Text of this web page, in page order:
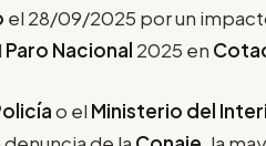
el 28/09/2025 por un
Paro Nacional 2025 en
o el Ministerio del